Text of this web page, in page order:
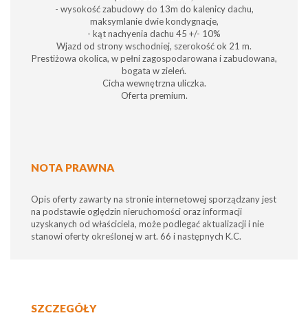
- wysokość zabudowy do 13m do kalenicy dachu,
maksymlanie dwie kondygnacje,
- kąt nachyenia dachu 45 +/- 10%
Wjazd od strony wschodniej, szerokość ok 21 m.
Prestiżowa okolica, w pełni zagospodarowana i zabudowana,
bogata w zieleń.
Cicha wewnętrzna uliczka.
Oferta premium.
NOTA PRAWNA
Opis oferty zawarty na stronie internetowej sporządzany jest
na podstawie oględzin nieruchomości oraz informacji
uzyskanych od właściciela, może podlegać aktualizacji i nie
stanowi oferty określonej w art. 66 i następnych K.C.
SZCZEGÓŁY